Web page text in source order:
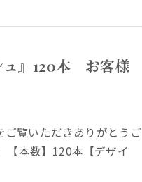
ュ』120本 お客様
ご覧いただきありがとうご
本数】120本【デザイ